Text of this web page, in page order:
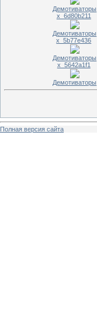
Демотиваторы
x_6d80b211
Демотиваторы
x_5b77e436
Демотиваторы
x_5642a1f1
Демотиваторы
Полная версия сайта